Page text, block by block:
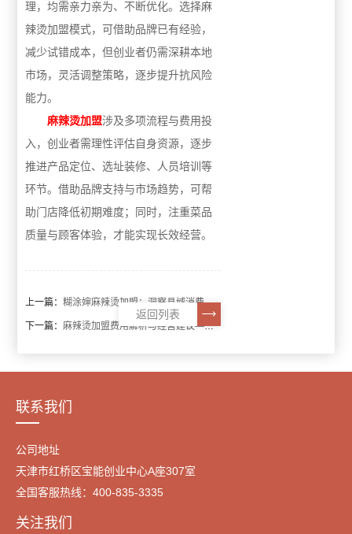
理，均需亲力亲为、不断优化。选择麻
辣烫加盟模式，可借助品牌已有经验，
减少试错成本，但创业者仍需深耕本地
市场，灵活调整策略，逐步提升抗风险
能力。
麻辣烫加盟涉及多项流程与费用投
入，创业者需理性评估自身资源，逐步
推进产品定位、选址装修、人员培训等
环节。借助品牌支持与市场趋势，可帮
助门店降低初期难度；同时，注重菜品
质量与顾客体验，才能实现长效经营。
上一篇：糊涂婶麻辣烫加盟：洞察县域消费新趋势，抢占下沉市场财富先机
下一篇：麻辣烫加盟费用解析与经营建议——助力创业者稳健起步
返回列表
联系我们
公司地址
天津市红桥区宝能创业中心A座307室
全国客服热线：400-835-3335
关注我们